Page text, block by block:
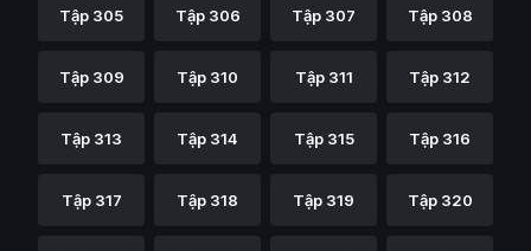
Tập 305 Tập 306 Tập 307 Tập 308
Tập 309 Tập 310 Tập 311 Tập 312
Tập 313 Tập 314 Tập 315 Tập 316
Tập 317 Tập 318 Tập 319 Tập 320